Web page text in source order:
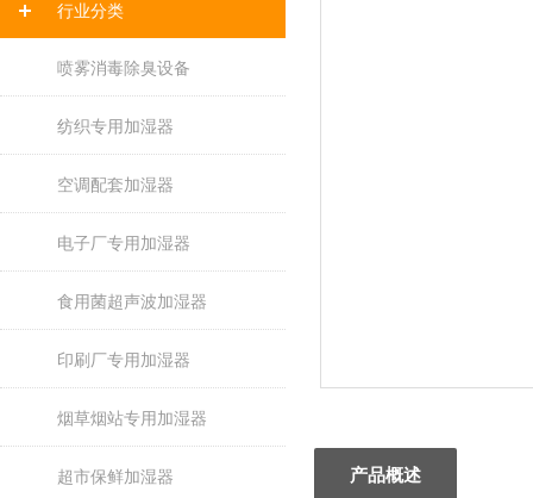
行业分类
喷雾消毒除臭设备
纺织专用加湿器
空调配套加湿器
电子厂专用加湿器
食用菌超声波加湿器
印刷厂专用加湿器
烟草烟站专用加湿器
超市保鲜加湿器 产品概述